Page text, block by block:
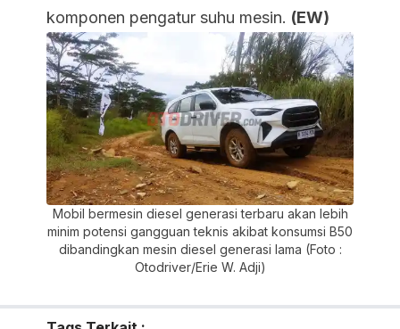
komponen pengatur suhu mesin. (EW)
Mobil bermesin diesel generasi terbaru akan lebih
minim potensi gangguan teknis akibat konsumsi B50
dibandingkan mesin diesel generasi lama (Foto :
Otodriver/Erie W. Adji)